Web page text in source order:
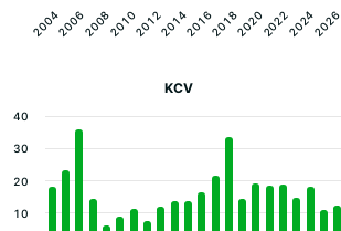
2004 2010 2016 2022
20062008 20122014 20182020 20242026
KCV
10
20
30
40